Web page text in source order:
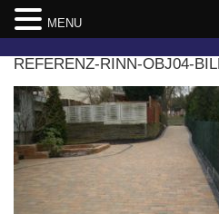
content
REFERENZ-RINN-OBJ04-
MENU